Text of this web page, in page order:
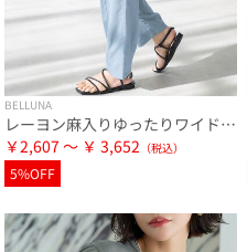
BELLUNA
レーヨン麻入りゆったりワイドパンツ
￥2,607 ～ ￥ 3,652
5%OFF